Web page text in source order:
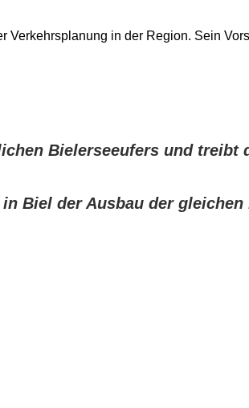
in der Region. Sein
Bielerseeufers und treibt
Biel der Ausbau der